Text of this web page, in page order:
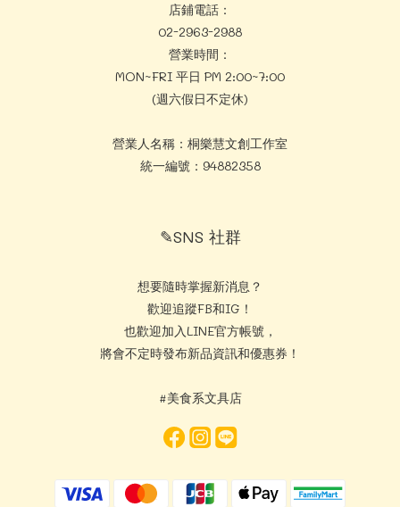
店鋪電話：
02-2963-2988
營業時間：
MON~FRI 平日 PM 2:00~7:00
(週六假日不定休)
營業人名稱：桐樂慧文創工作室
統一編號：94882358
✎SNS 社群
想要隨時掌握新消息？
歡迎追蹤FB和IG！
也歡迎加入LINE官方帳號，
將會不定時發布新品資訊和優惠券！
#美食系文具店